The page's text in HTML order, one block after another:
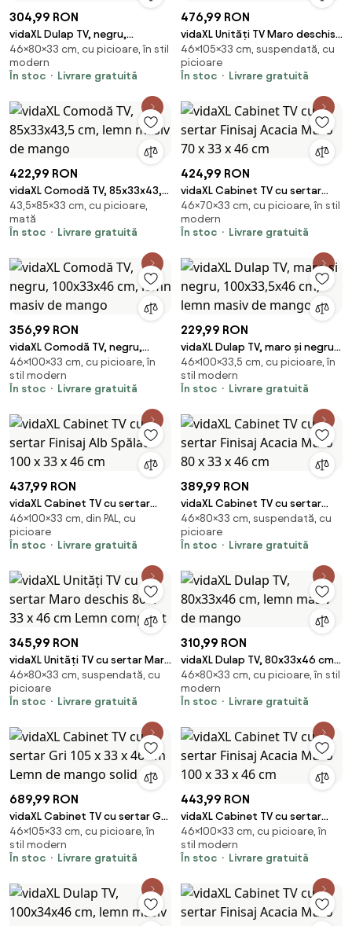
304,99 RON
vidaXL Dulap TV, negru,
80x33x46 cm, lemn masiv de
mango
46×80×33 cm, cu picioare, în stil
modern
În stoc
Livrare gratuită
476,99 RON
vidaXL Unități TV Maro deschis
105 x 33 x 46 cm Lemn de
mango solid
46×105×33 cm, suspendată, cu
picioare
În stoc
Livrare gratuită
422,99 RON
vidaXL Comodă TV, 85x33x43,5
cm, lemn masiv de mango
43,5×85×33 cm, cu picioare,
mată
În stoc
Livrare gratuită
424,99 RON
vidaXL Cabinet TV cu sertar
Finisaj Acacia Maro 70 x 33 x 46
cm
46×70×33 cm, cu picioare, în stil
modern
În stoc
Livrare gratuită
356,99 RON
vidaXL Comodă TV, negru,
100x33x46 cm, lemn masiv de
mango
46×100×33 cm, cu picioare, în
stil modern
În stoc
Livrare gratuită
229,99 RON
vidaXL Dulap TV, maro și negru,
100x33,5x46 cm, lemn masiv de
mango
46×100×33,5 cm, cu picioare, în
stil modern
În stoc
Livrare gratuită
437,99 RON
vidaXL Cabinet TV cu sertar
Finisaj Alb Spălat 100 x 33 x 46
cm
46×100×33 cm, din PAL, cu
picioare
În stoc
Livrare gratuită
389,99 RON
vidaXL Cabinet TV cu sertar
Finisaj Acacia Maro 80 x 33 x 46
cm
46×80×33 cm, suspendată, cu
picioare
În stoc
Livrare gratuită
345,99 RON
vidaXL Unități TV cu sertar Maro
deschis 80 x 33 x 46 cm Lemn
compozit
46×80×33 cm, suspendată, cu
picioare
În stoc
Livrare gratuită
310,99 RON
vidaXL Dulap TV, 80x33x46 cm,
lemn masiv de mango
46×80×33 cm, cu picioare, în stil
modern
În stoc
Livrare gratuită
689,99 RON
vidaXL Cabinet TV cu sertar Gri
105 x 33 x 46 cm Lemn de
mango solid
46×105×33 cm, cu picioare, în
stil modern
În stoc
Livrare gratuită
443,99 RON
vidaXL Cabinet TV cu sertar
Finisaj Acacia Maro 100 x 33 x 46
cm
46×100×33 cm, cu picioare, în
stil modern
În stoc
Livrare gratuită